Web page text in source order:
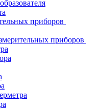
приборов
приборов